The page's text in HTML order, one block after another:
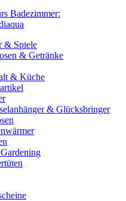
Badezimmer:
& Spiele
& Getränke
& Küche
& Glücksbringer